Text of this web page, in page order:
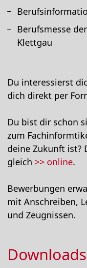
Berufsmesse
Klettgau
Du interessierst
dich direkt per
Du bist dir schon
zum
deine Zukunft ist?
gleich >> online.
Bewerbungen
mit Anschreiben,
und Zeugnissen.
Downloads